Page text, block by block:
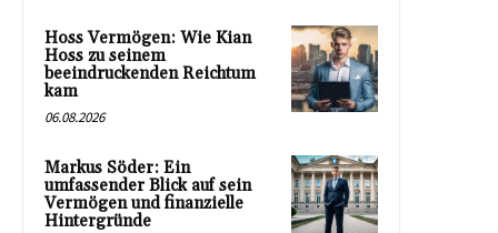
Hoss Vermögen: Wie Kian
Hoss zu seinem
beeindruckenden Reichtum
kam
06.08.2026
Markus Söder: Ein
umfassender Blick auf sein
Vermögen und finanzielle
Hintergründe